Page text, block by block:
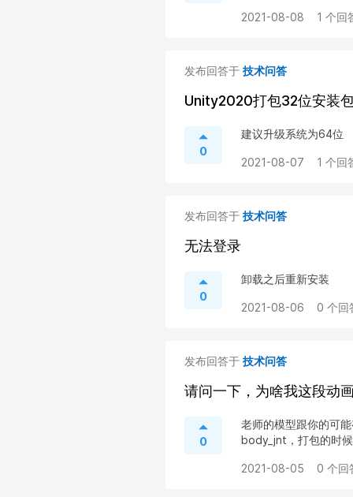
2021-08-08 1 个回
发布回答于 技术问答
Unity2020打包32位安装
0
建议升级系统为64位
2021-08-07 1 个回
发布回答于 技术问答
无法登录
0
卸载之后重新安装
2021-08-06 0 个回
发布回答于 技术问答
请问一下，为啥我这段动
0
老师的模型跟你的可
body_jnt，打包的时
2021-08-05 0 个回